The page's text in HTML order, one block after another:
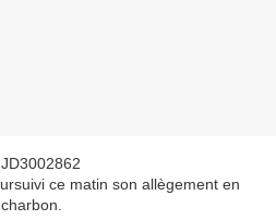
ce matin son allègement en
charbon.